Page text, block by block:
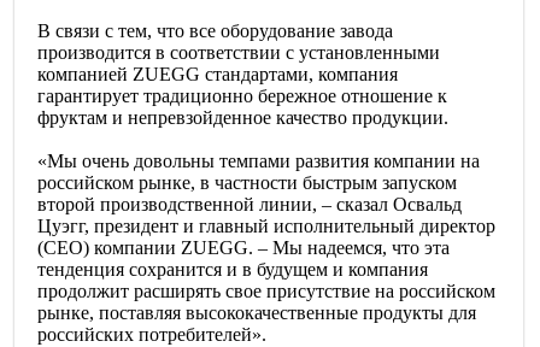
В связи с тем, что все оборудование завода
производится в соответствии с установленными
компанией ZUEGG стандартами, компания
гарантирует традиционно бережное отношение к
фруктам и непревзойденное качество продукции.
«Мы очень довольны темпами развития компании на
российском рынке, в частности быстрым запуском
второй производственной линии, – сказал Освальд
Цуэгг, президент и главный исполнительный директор
(CEO) компании ZUEGG. – Мы надеемся, что эта
тенденция сохранится и в будущем и компания
продолжит расширять свое присутствие на российском
рынке, поставляя высококачественные продукты для
российских потребителей».